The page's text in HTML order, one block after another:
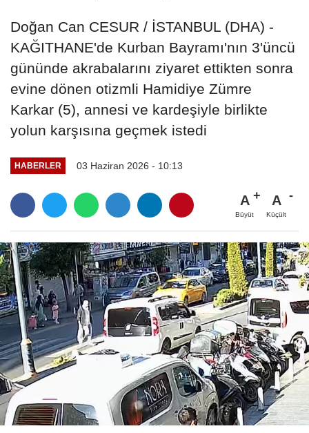
Doğan Can CESUR / İSTANBUL (DHA) -
KAĞITHANE'de Kurban Bayramı'nın 3'üncü
gününde akrabalarını ziyaret ettikten sonra
evine dönen otizmli Hamidiye Zümre
Karkar (5), annesi ve kardeşiyle birlikte
yolun karşısına geçmek istedi
HABERLER 03 Haziran 2026 - 10:13
A
Büyüt
A
Küçült